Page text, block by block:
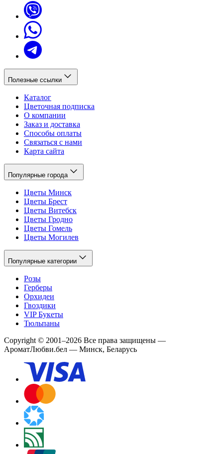
Полезные ссылки
Каталог
Цветочная подписка
О компании
Заказ и доставка
Способы оплаты
Связаться с нами
Карта сайта
Популярные города
Цветы Минск
Цветы Брест
Цветы Витебск
Цветы Гродно
Цветы Гомель
Цветы Могилев
Популярные категории
Розы
Герберы
Орхидеи
Гвоздики
VIP Букеты
Тюльпаны
Copyright © 2001–2026 Все права защищены —
АроматЛюбви.бел — Минск, Беларусь